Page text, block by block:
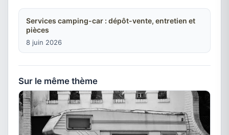
Services camping-car : dépôt-vente, entretien et
pièces
8 juin 2026
Sur le même thème